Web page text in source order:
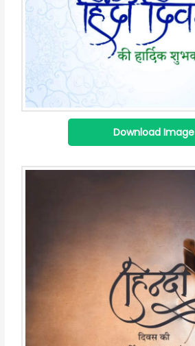
Download Image